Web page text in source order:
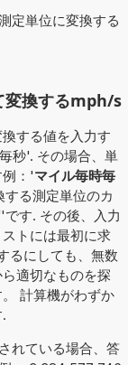
定単位に変換する
変換するmph/s
する値を入力す
秒'. その場合、単
：'マイル毎時毎
る測定単位のカ
す. その後、入力
トには最初に求
るにしても、無数
適切なものを探
計算機がわずか
れている場合、答